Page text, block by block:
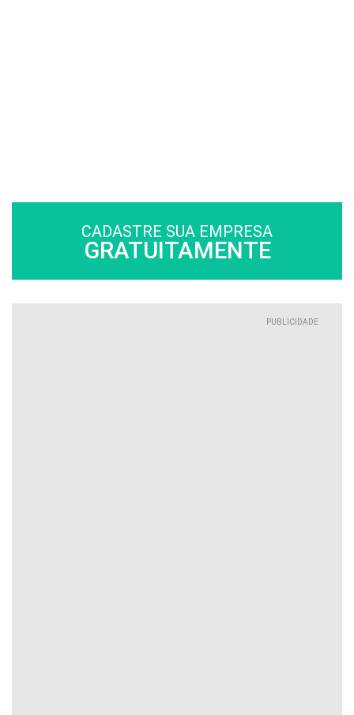
CADASTRE SUA EMPRESA
GRATUITAMENTE
PUBLICIDADE